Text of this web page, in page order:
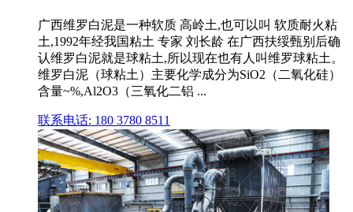
广西维罗白泥是一种软质 高岭土,也可以叫 软质耐火粘
土,1992年经我国粘土 专家 刘长龄 在广西扶绥甄别后确
认维罗白泥就是球粘土,所以现在也有人叫维罗球粘土。
维罗白泥（球粘土）主要化学成分为SiO2（二氧化硅）
含量~%,Al2O3（三氧化二铝 ...
联系电话: 180 3780 8511